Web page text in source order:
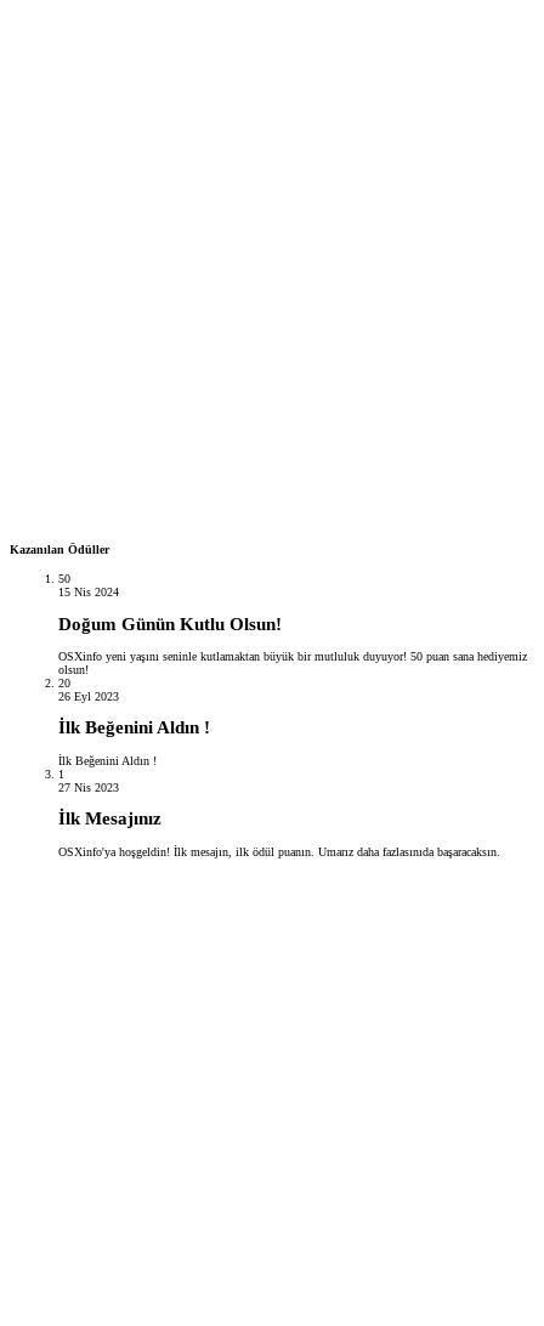
Kazanılan Ödüller
50
15 Nis 2024
Doğum Günün Kutlu Olsun!
OSXinfo yeni yaşını seninle kutlamaktan büyük bir mutluluk duyuyor! 50 puan sana hediyemiz
olsun!
20
26 Eyl 2023
İlk Beğenini Aldın !
İlk Beğenini Aldın !
1
27 Nis 2023
İlk Mesajınız
OSXinfo'ya hoşgeldin! İlk mesajın, ilk ödül puanın. Umarız daha fazlasınıda başaracaksın.